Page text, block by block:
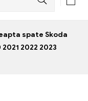
spate Skoda
2022 2023